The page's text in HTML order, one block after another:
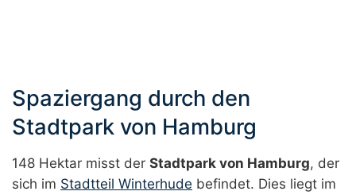
Spaziergang durch den
Stadtpark von Hamburg
148 Hektar misst der Stadtpark von Hamburg, der
sich im Stadtteil Winterhude befindet. Dies liegt im